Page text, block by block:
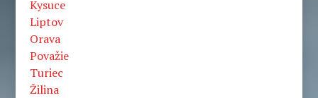
Kysuce
Liptov
Orava
Považie
Turiec
Žilina